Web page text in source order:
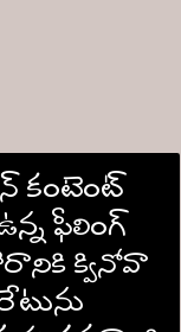
కంటెంట్
ఫీలింగ్
క్వినోవా